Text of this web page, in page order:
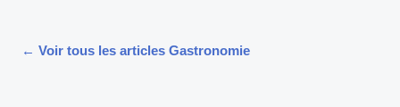
← Voir tous les articles Gastronomie